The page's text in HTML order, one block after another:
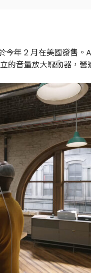
年 2 月在美國發售
音量放大驅動器，營